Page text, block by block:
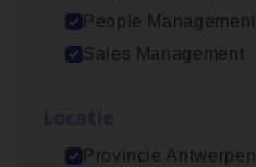
People Management
Sales Management
Provincie Antwerpen
Antwerpen